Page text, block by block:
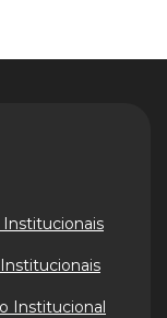
Institucional